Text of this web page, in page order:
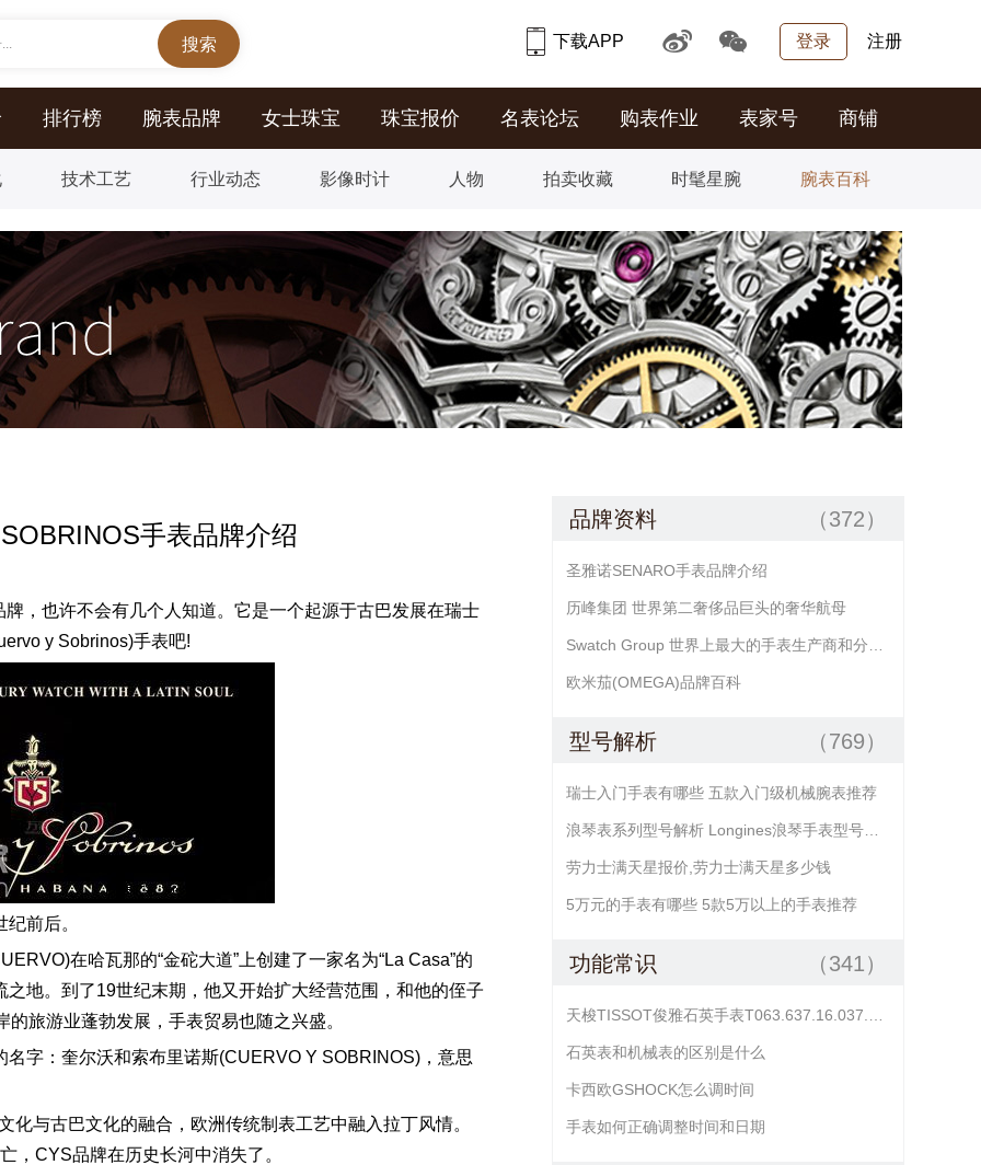
登录 注册
下载APP
排行榜 腕表品牌 女士珠宝 珠宝报价 名表论坛 购表作业 表家号 商铺
技术工艺 行业动态 影像时计 人物 拍卖收藏 时髦星腕 腕表百科
手表品牌介绍
，也许不会有几个人知道。它是一个起源于古巴发展在瑞士
y Sobrinos)手表吧!
前后。
在哈瓦那的“金砣大道”上创建了一家名为“La Casa”的
地。到了19世纪末期，他又开始扩大经营范围，和他的侄子
旅游业蓬勃发展，手表贸易也随之兴盛。
字：奎尔沃和索布里诺斯(CUERVO Y SOBRINOS)，意思
与古巴文化的融合，欧洲传统制表工艺中融入拉丁风情。
，CYS品牌在历史长河中消失了。
品牌资料 （372）
圣雅诺SENARO手表品牌介绍
历峰集团 世界第二奢侈品巨头的奢华航母
欧米茄(OMEGA)品牌百科
型号解析 （769）
瑞士入门手表有哪些 五款入门级机械腕表推荐
劳力士满天星报价,劳力士满天星多少钱
5万元的手表有哪些 5款5万以上的手表推荐
功能常识 （341）
石英表和机械表的区别是什么
卡西欧GSHOCK怎么调时间
手表如何正确调整时间和日期